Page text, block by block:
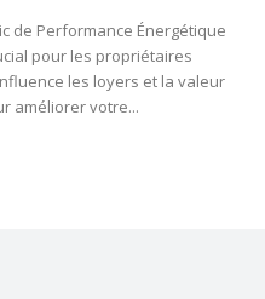
de Performance Énergétique
pour les propriétaires
les loyers et la valeur
améliorer votre...